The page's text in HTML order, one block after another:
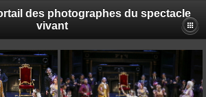
des photographes du spectacle
vivant